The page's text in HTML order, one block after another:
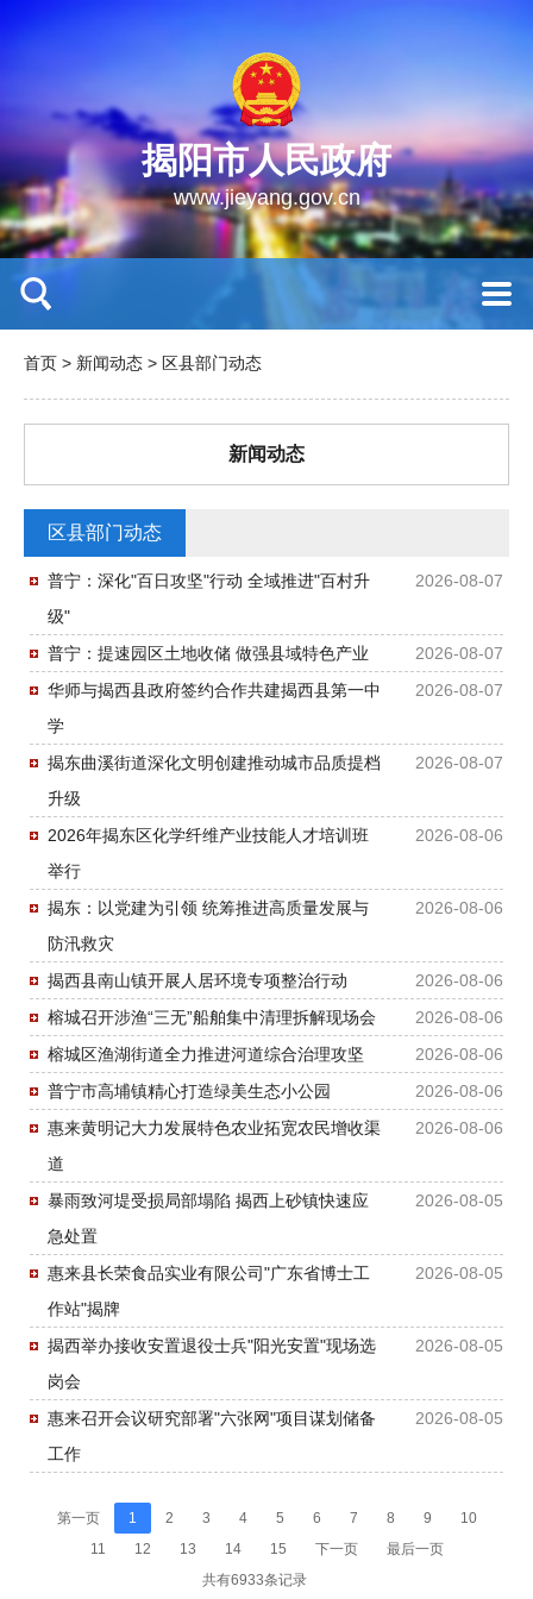
揭阳市人民政府
www.jieyang.gov.cn
首页 > 新闻动态 > 区县部门动态
新闻动态
区县部门动态
2026-08-07
普宁：深化"百日攻坚"行动 全域推进"百村升
级"
2026-08-07
普宁：提速园区土地收储 做强县域特色产业
2026-08-07
华师与揭西县政府签约合作共建揭西县第一中
学
2026-08-07
揭东曲溪街道深化文明创建推动城市品质提档
升级
2026-08-06
2026年揭东区化学纤维产业技能人才培训班
举行
2026-08-06
揭东：以党建为引领 统筹推进高质量发展与
防汛救灾
2026-08-06
揭西县南山镇开展人居环境专项整治行动
2026-08-06
榕城召开涉渔“三无”船舶集中清理拆解现场会
2026-08-06
榕城区渔湖街道全力推进河道综合治理攻坚
2026-08-06
普宁市高埔镇精心打造绿美生态小公园
2026-08-06
惠来黄明记大力发展特色农业拓宽农民增收渠
道
2026-08-05
暴雨致河堤受损局部塌陷 揭西上砂镇快速应
急处置
2026-08-05
惠来县长荣食品实业有限公司"广东省博士工
作站"揭牌
2026-08-05
揭西举办接收安置退役士兵"阳光安置"现场选
岗会
2026-08-05
惠来召开会议研究部署"六张网"项目谋划储备
工作
第一页 1 2 3 4 5 6 7 8 9
10
11
12 13 14 15 下一页
最后一页
共有6933条记录